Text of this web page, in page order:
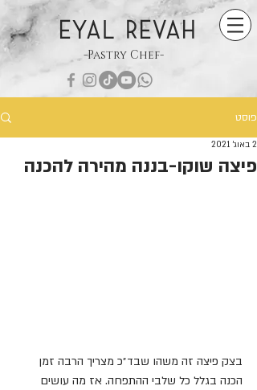
EYAL REVAH
-Pastry Chef-
פוסט
פיצה שוקו-בננה מהירה להכנה
2 באוג׳ 2021
בצק פיצה זה משהו שבד״כ מצריך הרבה זמן
הכנה בגלל כל שלבי ההתפחה. אז מה עושים